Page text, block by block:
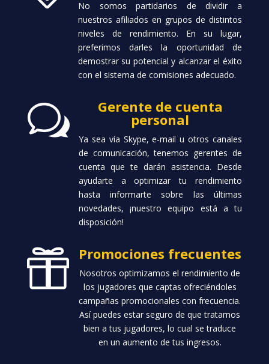
No somos partidarios de dividir a
nuestros afiliados en grupos de distintos
niveles de rendimiento. En su lugar,
preferimos darles la oportunidad de
demostrar su potencial y alcanzar el éxito
con el sistema de comisiones adecuado.
w Gerente de cuenta
personal
Ya sea vía Skype, e-mail u otros canales
de comunicación, tenemos gerentes de
cuenta que te darán asistencia. Desde
ayudarte a optimizar tu rendimiento
hasta informarte sobre las últimas
novedades, ¡nuestro equipo está a tu
disposición!
 Promociones frecuentes
Nosotros optimizamos el rendimiento de
los jugadores que captas ofreciéndoles
campañas promocionales con frecuencia.
Así puedes estar seguro de que tratamos
bien a tus jugadores, lo cual se traduce
en un aumento de tus ingresos.